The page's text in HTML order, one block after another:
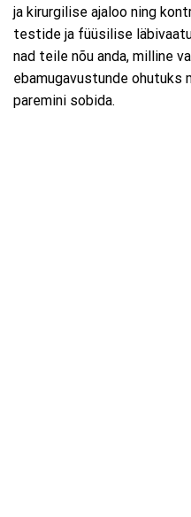
ja kirurgilise ajaloo ning
testide ja füüsilise
nad teile nõu anda, milline
ebamugavustunde ohutuks
paremini sobida.